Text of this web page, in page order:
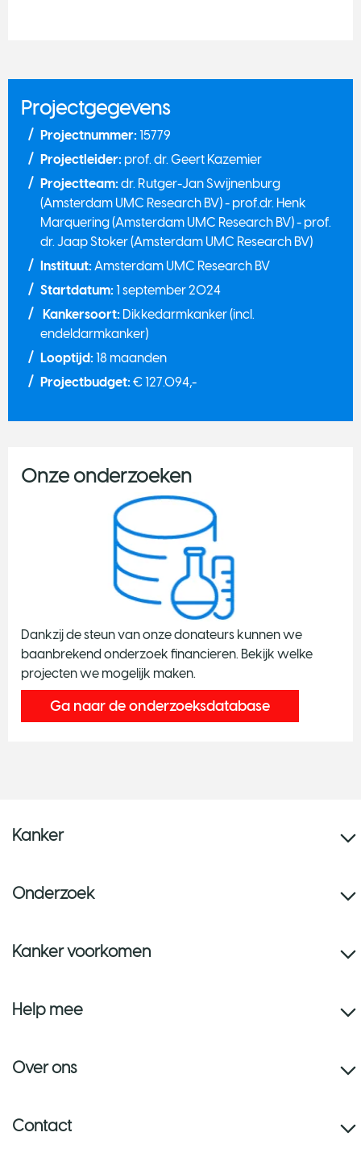
Projectgegevens
Projectnummer: 15779
Projectleider: prof. dr. Geert Kazemier
Projectteam: dr. Rutger-Jan Swijnenburg
(Amsterdam UMC Research BV) - prof.dr. Henk
Marquering (Amsterdam UMC Research BV) - prof.
dr. Jaap Stoker (Amsterdam UMC Research BV)
Instituut: Amsterdam UMC Research BV
Startdatum: 1 september 2024
Kankersoort: Dikkedarmkanker (incl.
endeldarmkanker)
Looptijd: 18 maanden
Projectbudget: € 127.094,-
Onze onderzoeken
Dankzij de steun van onze donateurs kunnen we
baanbrekend onderzoek financieren. Bekijk welke
projecten we mogelijk maken.
Ga naar de onderzoeksdatabase
Kanker
Onderzoek
Kanker voorkomen
Help mee
Over ons
Contact